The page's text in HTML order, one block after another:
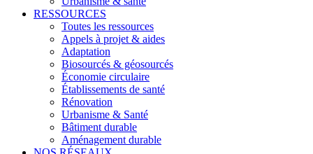
RESSOURCES
Toutes les ressources
Appels à projet & aides
Adaptation
Biosourcés & géosourcés
Économie circulaire
Établissements de santé
Rénovation
Urbanisme & Santé
Bâtiment durable
Aménagement durable